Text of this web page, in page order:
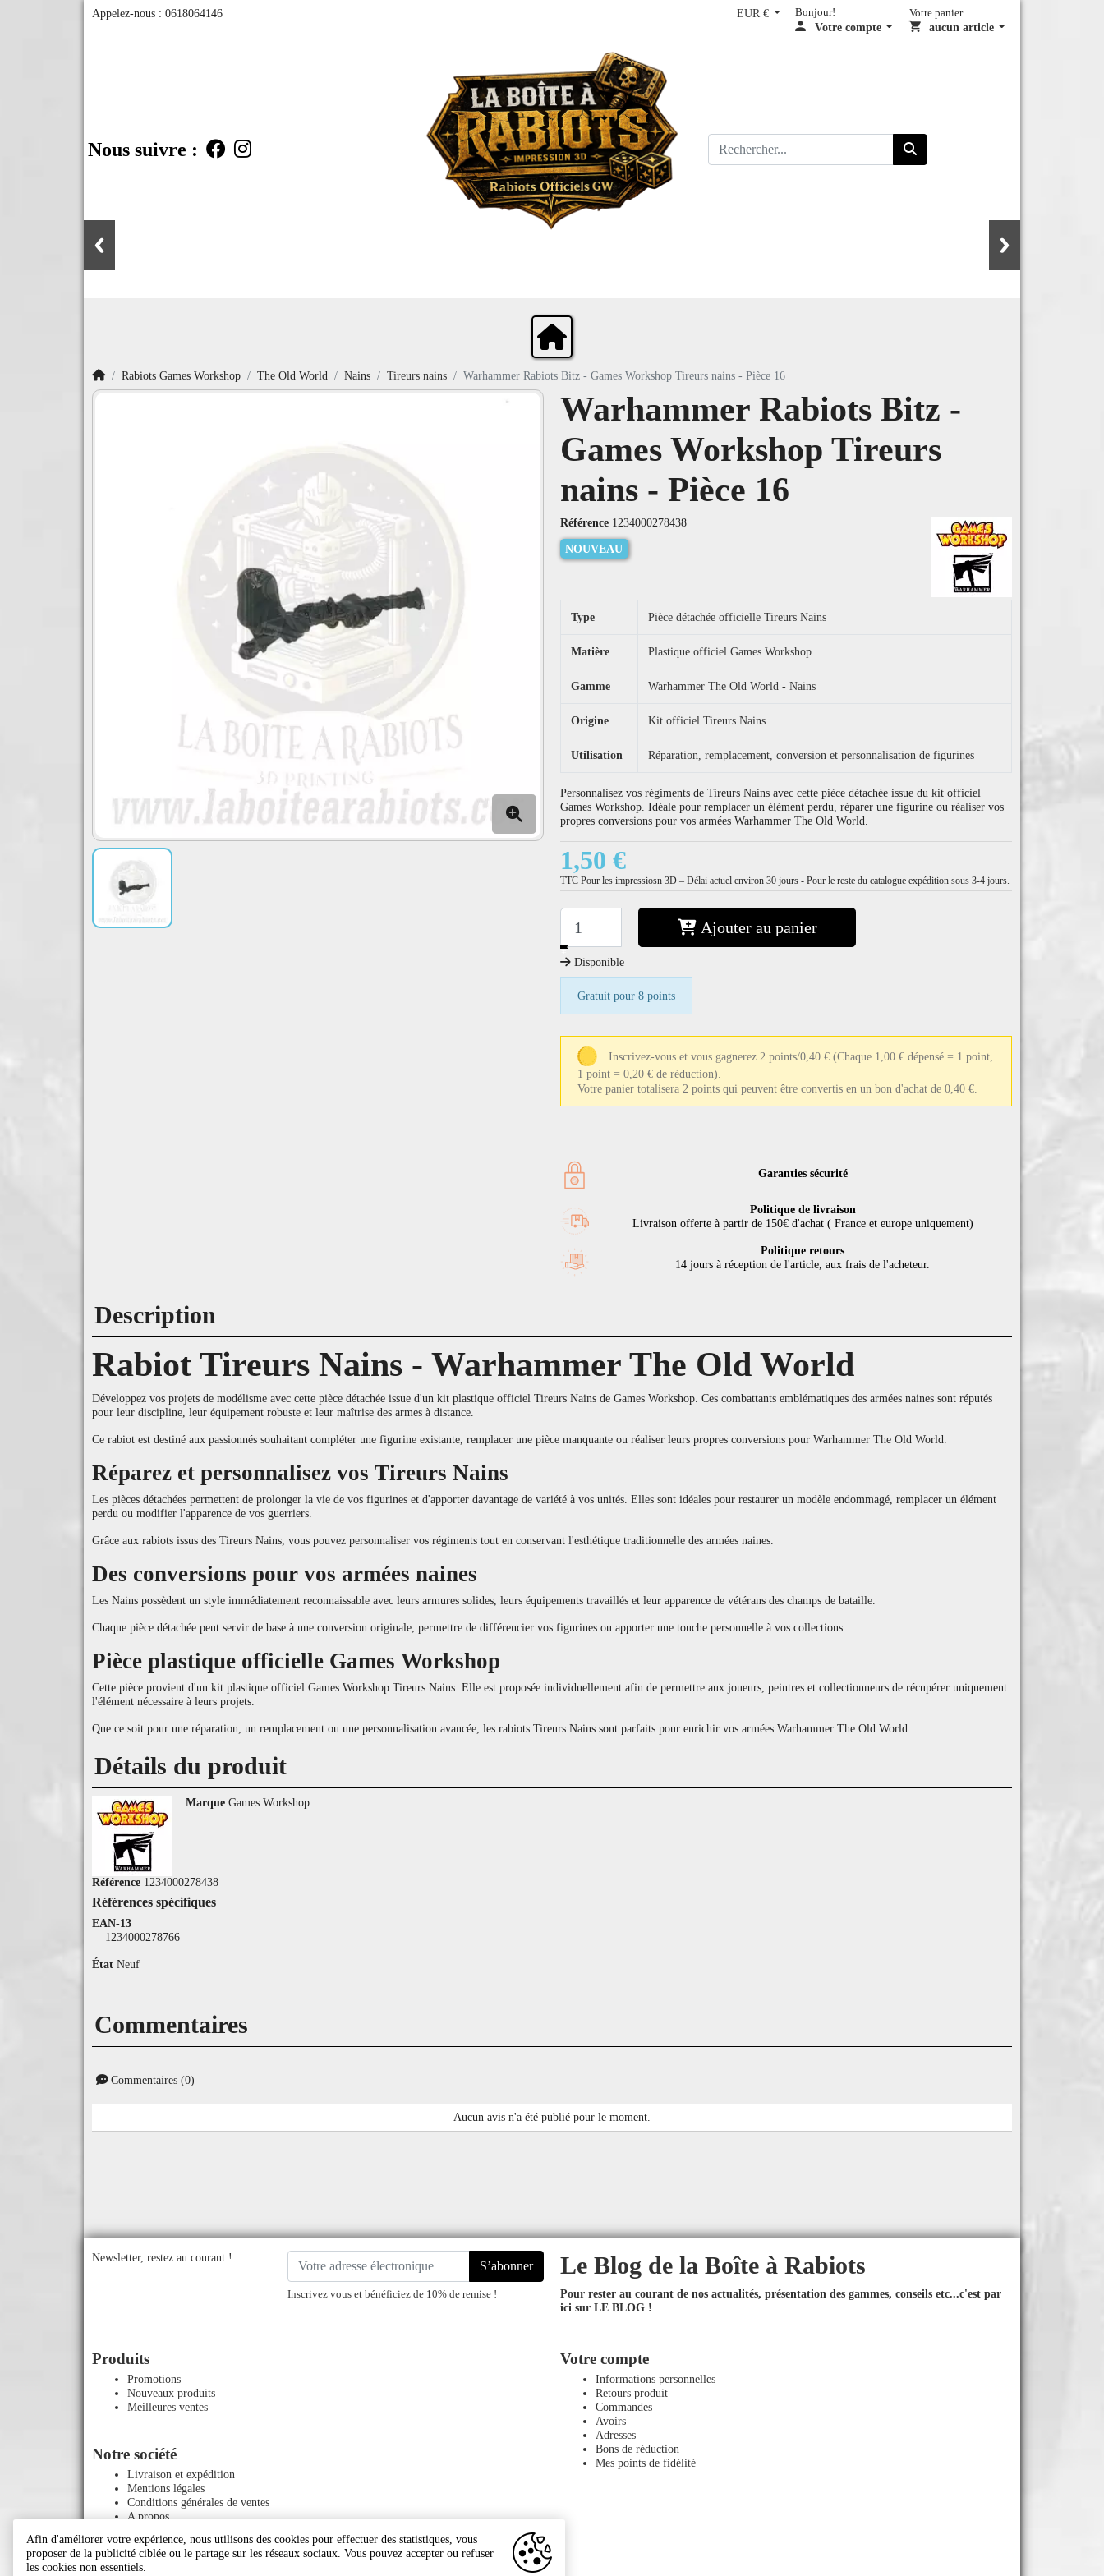
Appelez-nous : 0618064146 EUR € Bonjour!
Votre compte
Votre panier
aucun article
Nous suivre :
AccueilRabiots Games Workshop The Old World Nains Tireurs nains Warhammer Rabiots Bitz - Games Workshop Tireurs nains - Pièce 16
Warhammer Rabiots Bitz -
Games Workshop Tireurs
nains - Pièce 16
Référence 1234000278438
NOUVEAU
Type Pièce détachée officielle Tireurs Nains
Matière Plastique officiel Games Workshop
Gamme Warhammer The Old World - Nains
Origine Kit officiel Tireurs Nains
Utilisation Réparation, remplacement, conversion et personnalisation de figurines
Personnalisez vos régiments de Tireurs Nains avec cette pièce détachée issue du kit officiel
Games Workshop. Idéale pour remplacer un élément perdu, réparer une figurine ou réaliser vos
propres conversions pour vos armées Warhammer The Old World.
1,50 €
TTC Pour les impressiosn 3D – Délai actuel environ 30 jours - Pour le reste du catalogue expédition sous 3-4 jours.
−
Ajouter au panier
Disponible
Gratuit pour 8 points
Inscrivez-vous et vous gagnerez 2 points/0,40 € (Chaque 1,00 € dépensé = 1 point,
1 point = 0,20 € de réduction).
Votre panier totalisera 2 points qui peuvent être convertis en un bon d'achat de 0,40 €.
Garanties sécurité
Politique de livraison
Livraison offerte à partir de 150€ d'achat ( France et europe uniquement)
Politique retours
14 jours à réception de l'article, aux frais de l'acheteur.
Description
Rabiot Tireurs Nains - Warhammer The Old World
Développez vos projets de modélisme avec cette pièce détachée issue d'un kit plastique officiel Tireurs Nains de Games Workshop. Ces combattants emblématiques des armées naines sont réputés
pour leur discipline, leur équipement robuste et leur maîtrise des armes à distance.
Ce rabiot est destiné aux passionnés souhaitant compléter une figurine existante, remplacer une pièce manquante ou réaliser leurs propres conversions pour Warhammer The Old World.
Réparez et personnalisez vos Tireurs Nains
Les pièces détachées permettent de prolonger la vie de vos figurines et d'apporter davantage de variété à vos unités. Elles sont idéales pour restaurer un modèle endommagé, remplacer un élément
perdu ou modifier l'apparence de vos guerriers.
Grâce aux rabiots issus des Tireurs Nains, vous pouvez personnaliser vos régiments tout en conservant l'esthétique traditionnelle des armées naines.
Des conversions pour vos armées naines
Les Nains possèdent un style immédiatement reconnaissable avec leurs armures solides, leurs équipements travaillés et leur apparence de vétérans des champs de bataille.
Chaque pièce détachée peut servir de base à une conversion originale, permettre de différencier vos figurines ou apporter une touche personnelle à vos collections.
Pièce plastique officielle Games Workshop
Cette pièce provient d'un kit plastique officiel Games Workshop Tireurs Nains. Elle est proposée individuellement afin de permettre aux joueurs, peintres et collectionneurs de récupérer uniquement
l'élément nécessaire à leurs projets.
Que ce soit pour une réparation, un remplacement ou une personnalisation avancée, les rabiots Tireurs Nains sont parfaits pour enrichir vos armées Warhammer The Old World.
Détails du produit
Marque Games Workshop
Référence 1234000278438
Références spécifiques
EAN-13
1234000278766
État Neuf
Commentaires
Commentaires (0)
Aucun avis n'a été publié pour le moment.
Newsletter, restez au courant !
S’abonner
Inscrivez vous et bénéficiez de 10% de remise !
Le Blog de la Boîte à Rabiots
Pour rester au courant de nos actualités, présentation des gammes, conseils etc...c'est par
ici sur LE BLOG !
Produits
Promotions
Nouveaux produits
Meilleures ventes
Notre société
Livraison et expédition
Mentions légales
Conditions générales de ventes
A propos
Contactez-nous
Plan du site
Magasins
Votre compte
Informations personnelles
Retours produit
Commandes
Avoirs
Adresses
Bons de réduction
Mes points de fidélité
Afin d'améliorer votre expérience, nous utilisons des cookies pour effectuer des statistiques, vous
proposer de la publicité ciblée ou le partage sur les réseaux sociaux. Vous pouvez accepter ou refuser
les cookies non essentiels.